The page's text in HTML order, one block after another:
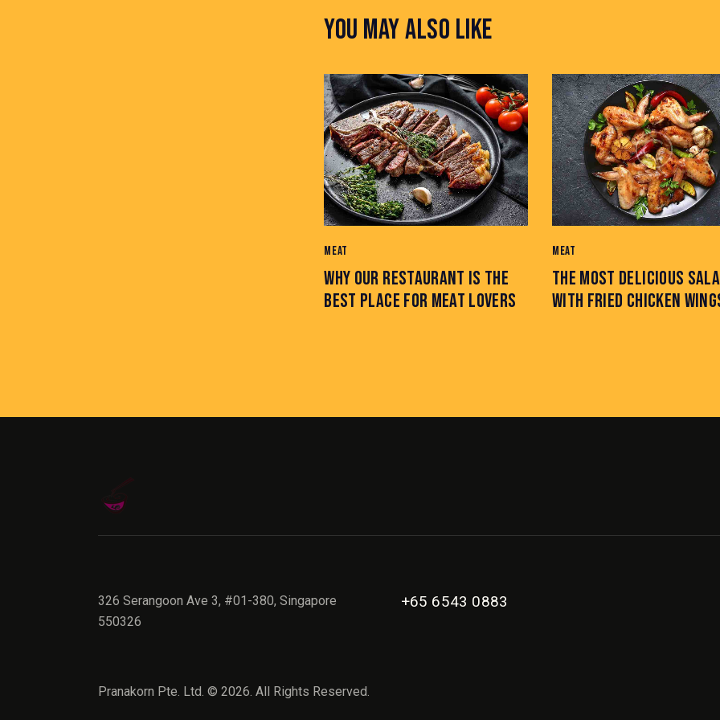
YOU MAY ALSO LIKE
MEAT
WHY OUR RESTAURANT IS THE
BEST PLACE FOR MEAT LOVERS
MEAT
THE MOST DELICIOUS
WITH FRIED CHICKEN
326 Serangoon Ave 3, #01-380, Singapore
550326
+65 6543 0883
Pranakorn Pte. Ltd. © 2026. All Rights Reserved.